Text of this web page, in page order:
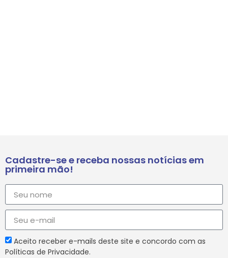
Cadastre-se e receba nossas notícias em
primeira mão!
Aceito receber e-mails deste site e concordo com as
Políticas de Privacidade.